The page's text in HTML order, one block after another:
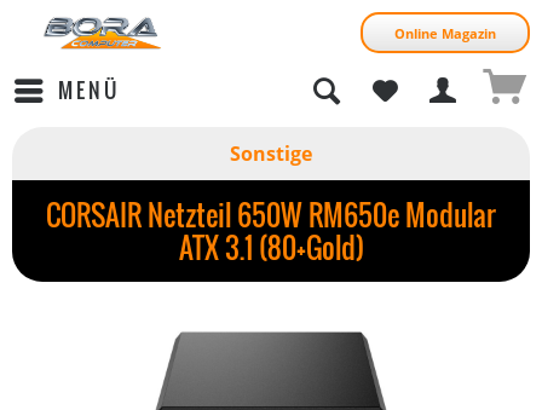
Online Magazin
MENÜ
Sonstige
CORSAIR Netzteil 650W RM650e Modular
ATX 3.1 (80+Gold)